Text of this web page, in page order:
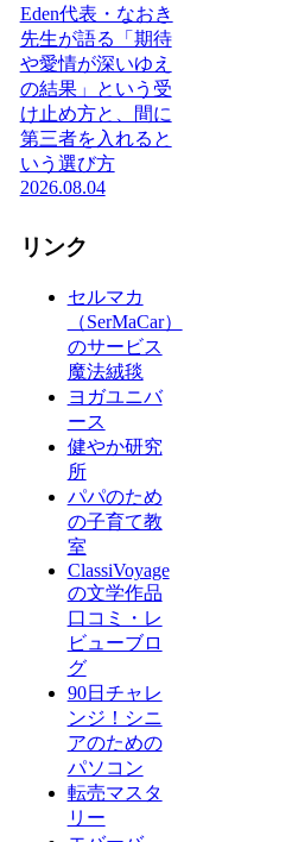
Eden代表・なおき
先生が語る「期待
や愛情が深いゆえ
の結果」という受
け止め方と、間に
第三者を入れると
いう選び方
2026.08.04
リンク
セルマカ
（SerMaCar）
のサービス
魔法絨毯
ヨガユニバ
ース
健やか研究
所
パパのため
の子育て教
室
ClassiVoyage
の文学作品
口コミ・レ
ビューブロ
グ
90日チャレ
ンジ！シニ
アのための
パソコン
転売マスタ
リー